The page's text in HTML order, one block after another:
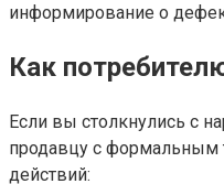
информирование о
Как
Если вы столкнулись с
продавцу с формальным
действий: